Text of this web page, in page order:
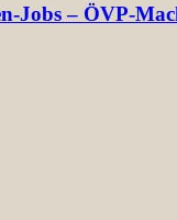
Jobs – ÖVP-